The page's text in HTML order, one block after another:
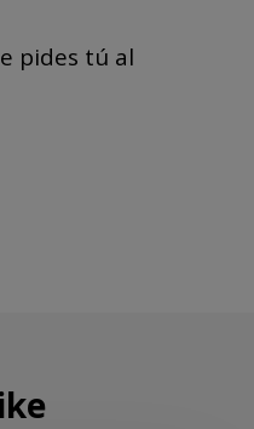
pides tú al